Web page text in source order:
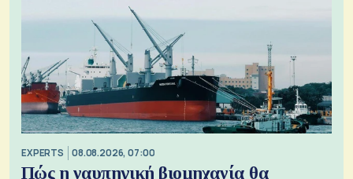
EXPERTS 08.08.2026, 07:00
Πώς η ναυπηγική βιομηχανία θα